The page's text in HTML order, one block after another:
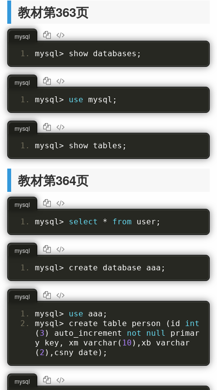
教材第363页
mysql> show databases ;
mysql
mysql> use mysql ;
mysql
mysql> show tables ;
mysql
教材第364页
mysql> select * from user ;
mysql
mysql> create database aaa ;
mysql
mysql> use aaa ;
mysql> create table person ( id int
( 3 ) auto_increment not null
primar
y key , xm varchar ( 10 ), xb varchar
( 2 ), csny date );
mysql
mysql